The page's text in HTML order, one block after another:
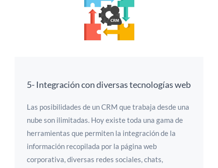
5- Integración con diversas tecnologías web
Las posibilidades de un CRM que trabaja desde una
nube son ilimitadas. Hoy existe toda una gama de
herramientas que permiten la integración de la
información recopilada por la página web
corporativa, diversas redes sociales, chats,